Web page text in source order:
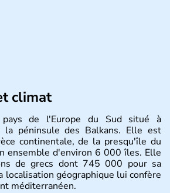
climat
de l'Europe du Sud situé à
péninsule des Balkans. Elle est
continentale, de la presqu'île du
ensemble d'environ 6 000 îles. Elle
de grecs dont 745 000 pour sa
localisation géographique lui confère
méditerranéen.